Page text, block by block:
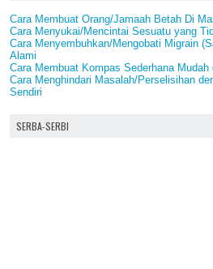
Cara Membuat Orang/Jamaah Betah Di
Cara Menyukai/Mencintai Sesuatu yang
Cara Menyembuhkan/Mengobati Migrain
Alami
Cara Membuat Kompas Sederhana Mudah
Cara Menghindari Masalah/Perselisihan
Sendiri
SERBA-SERBI